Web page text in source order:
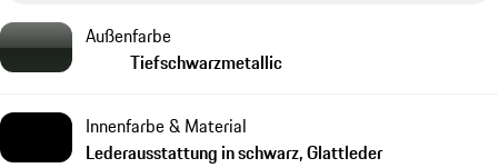
Außenfarbe
Tiefschwarzmetallic
Innenfarbe & Material
Lederausstattung in schwarz, Glattleder